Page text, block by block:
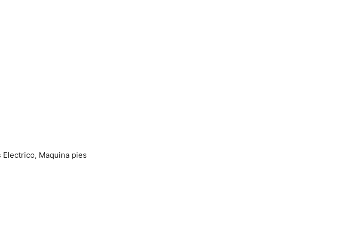
Electrico, Maquina pies